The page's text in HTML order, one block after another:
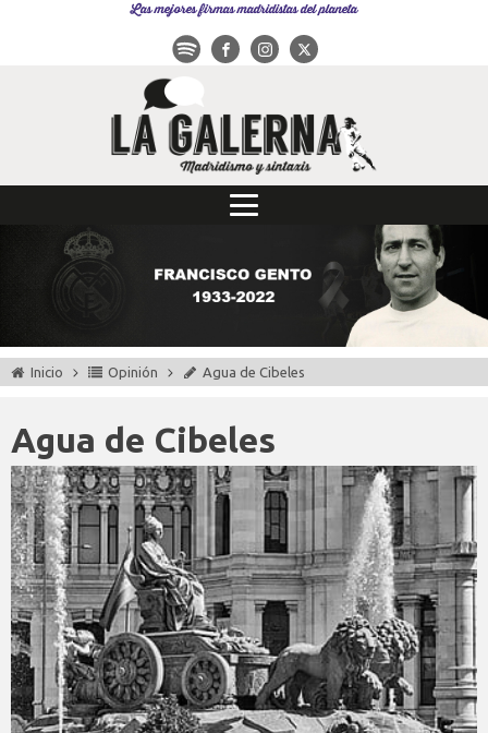
Las mejores firmas madridistas del planeta
Inicio Opinión Agua de Cibeles
Agua de Cibeles